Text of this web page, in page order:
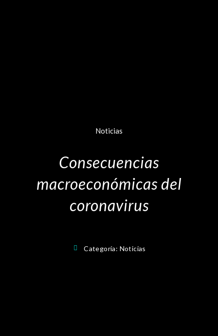
Noticias
Consecuencias
macroeconómicas del
coronavirus
Categoría: Noticias